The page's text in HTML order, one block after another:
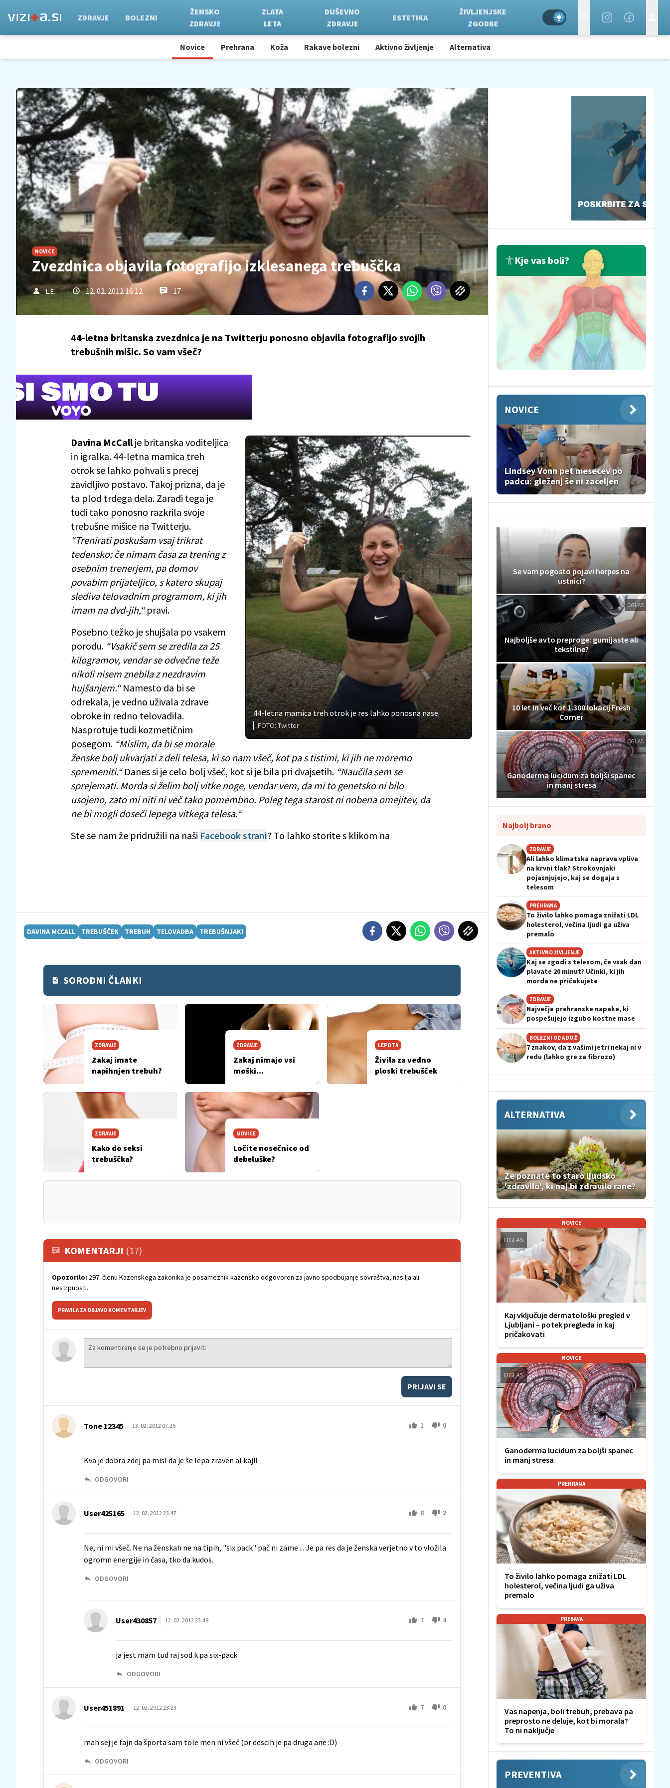
ZDRAVJE BOLEZNI
ŽENSKO
ZDRAVJE
ZLATA
LETA
DUŠEVNO
ZDRAVJE
ESTETIKA
ŽIVLJENJSKE
ZGODBE
Novice Prehrana Koža Rakave bolezni Aktivno življenje Alternativa
NOVICE
Zvezdnica objavila fotografijo izklesanega trebuščka
L.E. 12. 02. 2012 16.12 17
44-letna britanska zvezdnica je na Twitterju ponosno objavila fotografijo svojih
trebušnih mišic. So vam všeč?
44-letna mamica treh otrok je res lahko ponosna nase.
FOTO: Twitter
Davina McCall je britanska voditeljica
in igralka. 44-letna mamica treh
otrok se lahko pohvali s precej
zavidljivo postavo. Takoj prizna, da je
ta plod trdega dela. Zaradi tega je
tudi tako ponosno razkrila svoje
trebušne mišice na Twitterju.
“Trenirati poskušam vsaj trikrat
tedensko; če nimam časa za trening z
osebnim trenerjem, pa domov
povabim prijateljico, s katero skupaj
slediva telovadnim programom, ki jih
imam na dvd-jih,“pravi.
Posebno težko je shujšala po vsakem
porodu. “Vsakič sem se zredila za 25
kilogramov, vendar se odvečne teže
nikoli nisem znebila z nezdravim
hujšanjem.“Namesto da bi se
odrekala, je vedno uživala zdrave
obroke in redno telovadila.
Nasprotuje tudi kozmetičnim
posegom. “Mislim, da bi se morale
ženske bolj ukvarjati z deli telesa, ki so nam všeč, kot pa s tistimi, ki jih ne moremo
spremeniti.“Danes si je celo bolj všeč, kot si je bila pri dvajsetih. “Naučila sem se
sprejemati. Morda si želim bolj vitke noge, vendar vem, da mi to genetsko ni bilo
usojeno, zato mi niti ni več tako pomembno. Poleg tega starost ni nobena omejitev, da
ne bi mogli doseči lepega vitkega telesa.“
Ste se nam že pridružili na naši Facebook strani? To lahko storite s klikom na
DAVINA MCCALL TREBUŠČEK TREBUH TELOVADBA TREBUŠNJAKI
SORODNI ČLANKI
ZDRAVJE
Zakaj imate
napihnjen trebuh?
ZDRAVJE
Zakaj nimajo vsi
moški
LEPOTA
Živila za vedno
ploski trebušček
ZDRAVJE
Kako do seksi
trebuščka?
NOVICE
Ločite nosečnico od
debeluške?
KOMENTARJI (17)
Opozorilo: 297. členu Kazenskega zakonika je posameznik kazensko odgovoren za javno spodbujanje sovraštva, nasilja ali
nestrpnosti.
PRAVILA ZA OBJAVO KOMENTARJEV
PRIJAVI SE
Tone 12345 13. 02. 2012 07.25 1 0
Kva je dobra zdej pa misl da je še lepa zraven al kaj!!
ODGOVORI
User425165 12. 02. 2012 23.47 8 2
Ne, ni mi všeč. Ne na ženskah ne na tipih, "six pack" pač ni zame ... Je pa res da je ženska verjetno v to vložila
ogromn energije in časa, tko da kudos.
ODGOVORI
User430857 12. 02. 2012 23.48 7 4
ja jest mam tud raj sod k pa six-pack
ODGOVORI
User451891 12. 02. 2012 23.23 7 0
mah sej je fajn da športa sam tole men ni všeč (pr descih je pa druga ane :D)
ODGOVORI
Kje vas boli?
NOVICE
Lindsey Vonn pet mesecev po
padcu: gleženj še ni zaceljen
Se vam pogosto pojavi herpes na
ustnici?
OGLAS
Najboljše avto preproge: gumijaste ali
tekstilne?
10 let in več kot 1.300 lokacij Fresh
Corner
OGLAS
Ganoderma lucidum za boljši spanec
in manj stresa
Najbolj brano
ZDRAVJE
Ali lahko klimatska naprava vpliva
na krvni tlak? Strokovnjaki
pojasnjujejo, kaj se dogaja s
telesom
PREHRANA
To živilo lahko pomaga znižati LDL
holesterol, večina ljudi ga uživa
premalo
AKTIVNO ŽIVLJENJE
Kaj se zgodi s telesom, če vsak dan
plavate 20 minut? Učinki, ki jih
morda ne pričakujete
ZDRAVJE
Največje prehranske napake, ki
pospešujejo izgubo kostne mase
BOLEZNI OD A DO Ž
7 znakov, da z vašimi jetri nekaj ni v
redu (lahko gre za fibrozo)
ALTERNATIVA
Že poznate to staro ljudsko
'zdravilo', ki naj bi zdravilo rane?
NOVICE
OGLAS
Kaj vključuje dermatološki pregled v
Ljubljani – potek pregleda in kaj
pričakovati
NOVICE
OGLAS
Ganoderma lucidum za boljši spanec
in manj stresa
PREHRANA
To živilo lahko pomaga znižati LDL
holesterol, večina ljudi ga uživa
premalo
PREBAVA
Vas napenja, boli trebuh, prebava pa
preprosto ne deluje, kot bi morala?
To ni naključje
PREVENTIVA